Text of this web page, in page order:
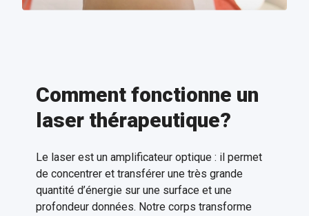
Comment fonctionne un
laser thérapeutique?
Le laser est un amplificateur optique : il permet
de concentrer et transférer une très grande
quantité d’énergie sur une surface et une
profondeur données. Notre corps transforme